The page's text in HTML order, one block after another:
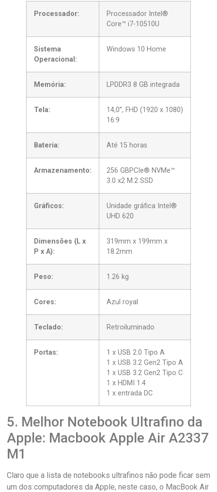
Processador:
Processador Intel®
Core™ i7-10510U
Sistema
Operacional:
Windows 10 Home
Memória: LPDDR3 8 GB integrada
Tela:
14,0”, FHD (1920 x 1080)
16:9
Bateria: Até 15 horas
Armazenamento:
256 GBPCIe® NVMe™
3.0 x2 M.2 SSD
Gráficos:
Unidade gráfica Intel®
UHD 620
Dimensões (L x
P x A):
319mm x 199mm x
18.2mm
Peso: 1.26 kg
Cores: Azul royal
Teclado: Retroiluminado
Portas:
1 x USB 2.0 Tipo A
1 x USB 3.2 Gen2 Tipo A
1 x USB 3.2 Gen2 Tipo C
1 x HDMI 1.4
1 x entrada DC
5. Melhor Notebook Ultrafino da
Apple: Macbook Apple Air A2337
M1
Claro que a lista de notebooks ultrafinos não pode ficar sem
um dos computadores da Apple, neste caso, o MacBook Air